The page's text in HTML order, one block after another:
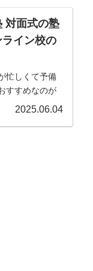
対面式の塾
イン校の
忙しくて予備
すすめなのが
2025.06.04